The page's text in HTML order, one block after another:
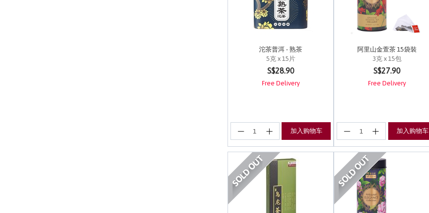
沱茶普洱 - 熟茶
5克 x 15片
5 out of 5 Customer Rating
S$28.90
Free Delivery
加入购物车
阿里山金萱茶 15袋裝
3克 x 15包
5 out of 5 Customer Rating
S$27.90
Free Delivery
加入购物车